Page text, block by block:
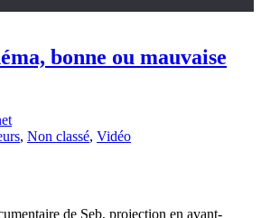
bonne ou mauvaise
, Non classé, Vidéo
de Seb, projection en avant-